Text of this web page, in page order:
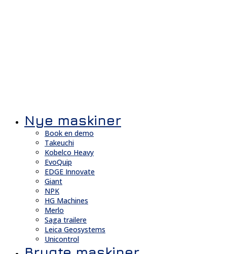
Nye maskiner
Book en demo
Takeuchi
Kobelco Heavy
EvoQuip
EDGE Innovate
Giant
NPK
HG Machines
Merlo
Saga trailere
Leica Geosystems
Unicontrol